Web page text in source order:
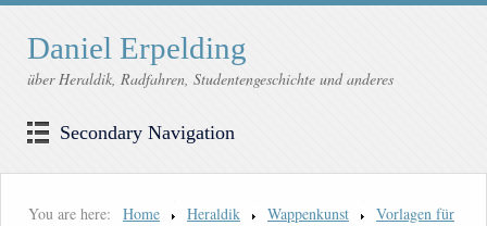
Daniel Erpelding
über Heraldik, Radfahren, Studentengeschichte und anderes
Secondary Navigation
You are here: Home Heraldik Wappenkunst
Vorlagen für